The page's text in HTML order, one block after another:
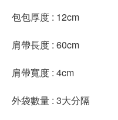
包包厚度 : 12cm
肩帶長度 : 60cm
肩帶寬度 : 4cm
外袋數量 : 3大分隔